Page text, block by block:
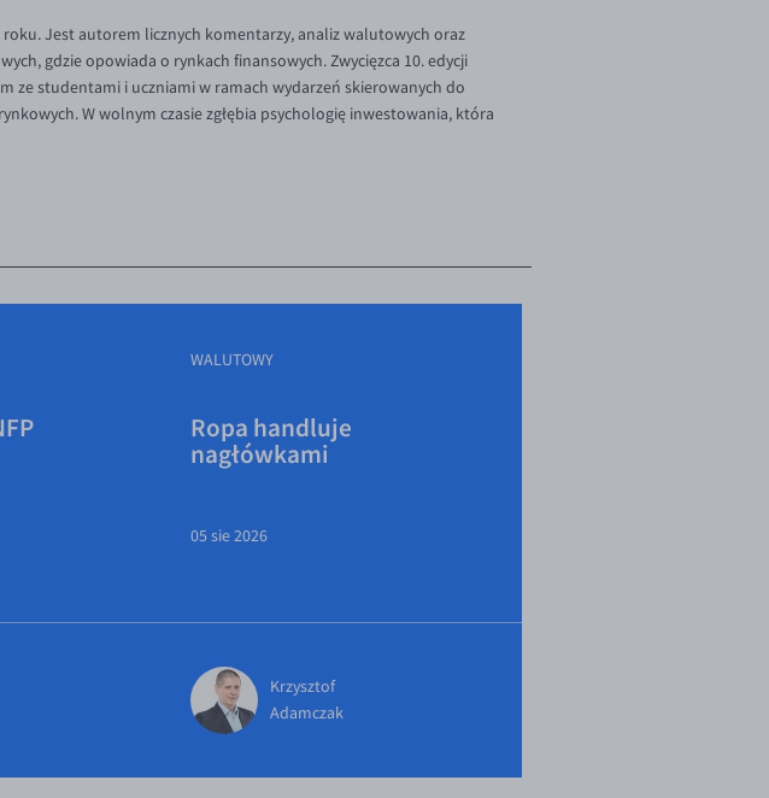
Jest autorem licznych komentarzy, analiz walutowych oraz
gdzie opowiada o rynkach finansowych. Zwycięzca 10. edycji
ze studentami i uczniami w ramach wydarzeń skierowanych do
W wolnym czasie zgłębia psychologię inwestowania, która
WALUTOWY
Ropa handluje
nagłówkami
05 sie 2026
Krzysztof
Adamczak